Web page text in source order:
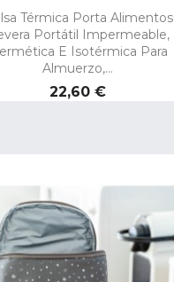
Térmica Porta Alimentos
Portátil Impermeable,
E Isotérmica Para
Almuerzo,...
Precio
22,60 €